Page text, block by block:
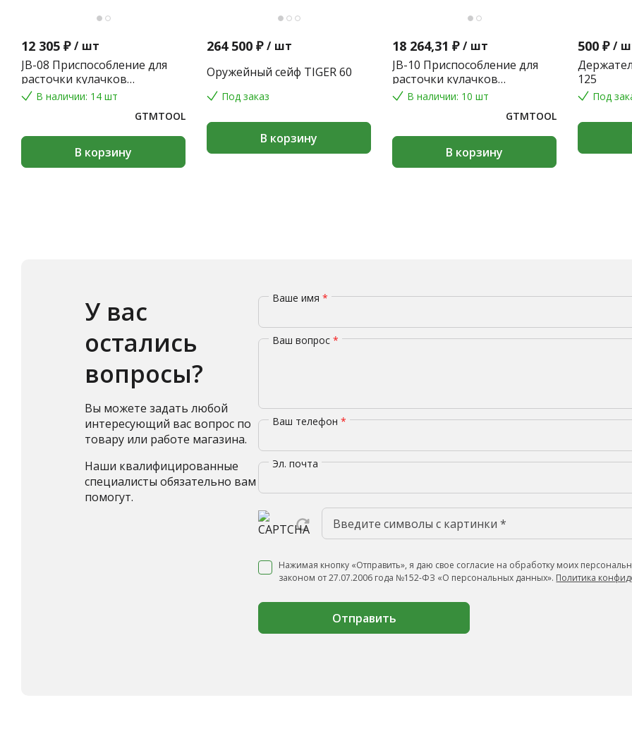
12 305 ₽ / шт
JB-08 Приспособление для
расточки кулачков
токарного патрона
В наличии: 14 шт
GTMTOOL
В корзину
264 500 ₽ / шт
Оружейный сейф TIGER 60
Под заказ
В корзину
18 264,31 ₽ / шт
JB-10 Приспособление для
расточки кулачков
токарного патрона
В наличии: 10 шт
GTMTOOL
В корзину
500 ₽ /
125
Под
У вас
остались
вопросы?
Вы можете задать любой
интересующий вас вопрос по
товару или работе магазина.
Наши квалифицированные
специалисты обязательно вам
помогут.
Ваше имя*
Ваш вопрос*
Ваш телефон*
Эл. почта
Нажимая кнопку «Отправить», я даю свое согласие на обработку моих
законом от 27.07.2006 года №152-ФЗ «О персональных данных». Политика
Отправить